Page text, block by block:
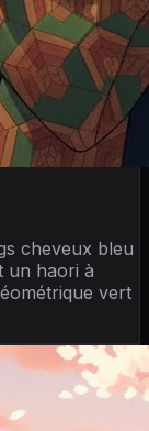
cheveux bleu
un haori à
vert